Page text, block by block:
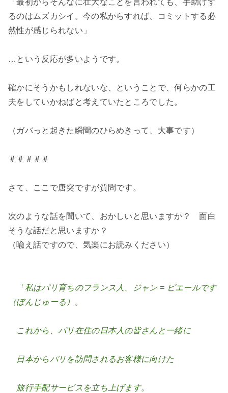
「最初からそんなに壮大なことを言われても、手助けす
るのはムズカシイ。今の私からすれば、コミットする必
然性が感じられない」
…という反応が多いようです。
確かにそうかもしれないな、ということで、何らかの工
夫をしていかねばと考えていたところでした。
（ガバっと起きた瞬間のひらめきって、大事です）
＃＃＃＃＃
さて、ここで唐突ですが質問です。
次のような話を聞いて、おかしいと思いますか？ 面白
そうな話だと思いますか？
（喩え話ですので、気楽にお読みください）
「私はパリ育ちのフランス人、ジャン = ピエールです
（ぼんじゅーる）。
これから、パリ在住の日本人の皆さんと一緒に
日本からパリを訪問されるお客様に向けた
旅行手配サービスを立ち上げます。